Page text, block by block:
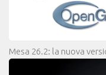
Mesa 26.2: la nuova